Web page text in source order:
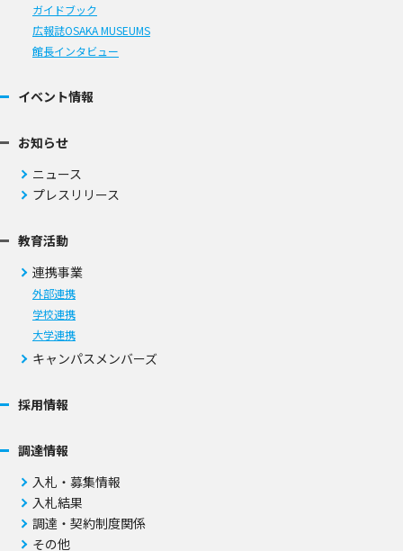
ガイドブック
広報誌OSAKA MUSEUMS
館長インタビュー
イベント情報
お知らせ
ニュース
プレスリリース
教育活動
連携事業
外部連携
学校連携
大学連携
キャンパスメンバーズ
採用情報
調達情報
入札・募集情報
入札結果
調達・契約制度関係
その他